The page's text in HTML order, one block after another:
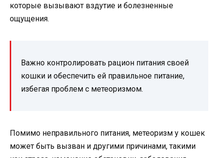
которые вызывают вздутие и болезненные
ощущения.
Важно контролировать рацион питания своей
кошки и обеспечить ей правильное питание,
избегая проблем с метеоризмом.
Помимо неправильного питания, метеоризм у кошек
может быть вызван и другими причинами, такими